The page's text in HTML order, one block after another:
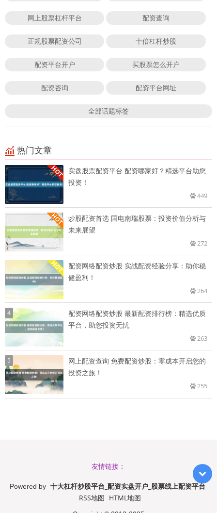
网上股票杠杆平台 配资查询
正规股票配资公司 十倍杠杆炒股
配资平台开户 买股票怎么开户
配资咨询 配资平台网址
全部话题标签
热门文章
实盘股票配资平台 配资哪家好？精选平台助您
投资！
449
炒股配资首选 国电南瑞股票：投资价值分析与
未来展望
272
配资网络配资炒股 实战配资经验分享：助你稳
健盈利！
264
4
配资网络配资炒股 最新配资排行榜：精选优质
平台，助您投资无忧
263
5
网上配资查询 免费配资炒股：零成本开启您的
投资之旅！
255
友情链接：
Powered by 十大杠杆炒股平台_配资实盘开户_股票线上配资平台
RSS地图 HTML地图